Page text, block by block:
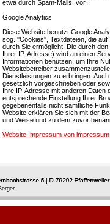
etwa durch Spam-Mails, vor.
Google Analytics
Diese Website benutzt Google
sog. ''Cookies'', Textdateien, die
durch Sie ermöglicht. Die durch
Ihrer IP-Adresse) wird an einen
Informationen benutzen, um Ihre
Websitebetreiber
Dienstleistungen zu erbringen.
gesetzlich vorgeschrieben oder
Ihre IP-Adresse mit anderen Daten
entsprechende Einstellung Ihrer
gegebenenfalls nicht sämtliche
Website erklären Sie sich mit der
und Weise und zu dem zuvor
Website Impressum von